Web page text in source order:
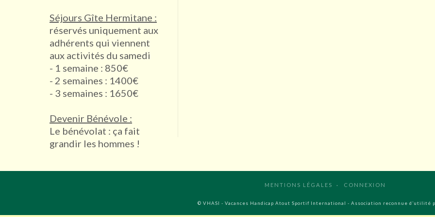
Séjours Gîte Hermitane :
réservés uniquement aux
adhérents qui viennent
aux activités du samedi
- 1 semaine : 850€
- 2 semaines : 1400€
- 3 semaines : 1650€
Devenir Bénévole :
Le bénévolat : ça fait
grandir les hommes !
MENTIONS LÉGALES CONNEXION
© VHASI - Vacances Handicap Atout Sportif International - Association reconnue d’utilité